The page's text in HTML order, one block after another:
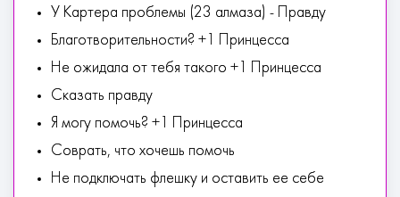
У Картера проблемы (23 алмаза) - Правду
Благотворительности? +1 Принцесса
Не ожидала от тебя такого +1 Принцесса
Сказать правду
Я могу помочь? +1 Принцесса
Соврать, что хочешь помочь
Не подключать флешку и оставить ее себе